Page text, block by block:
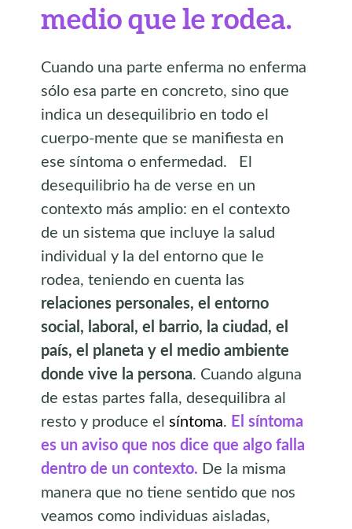
medio que le rodea.
Cuando una parte enferma no enferma
sólo esa parte en concreto, sino que
indica un desequilibrio en todo el
cuerpo-mente que se manifiesta en
ese síntoma o enfermedad. El
desequilibrio ha de verse en un
contexto más amplio: en el contexto
de un sistema que incluye la salud
individual y la del entorno que le
rodea, teniendo en cuenta las
relaciones personales, el entorno
social, laboral, el barrio, la ciudad, el
país, el planeta y el medio ambiente
donde vive la persona. Cuando alguna
de estas partes falla, desequilibra al
resto y produce elsíntoma. El síntoma
es un aviso que nos dice que algo falla
dentro de un contexto. De la misma
manera que no tiene sentido que nos
veamos como individuas aisladas,